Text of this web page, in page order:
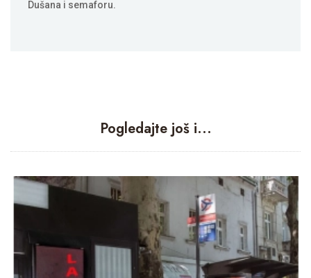
Dušana i semaforu.
Pogledajte još i...